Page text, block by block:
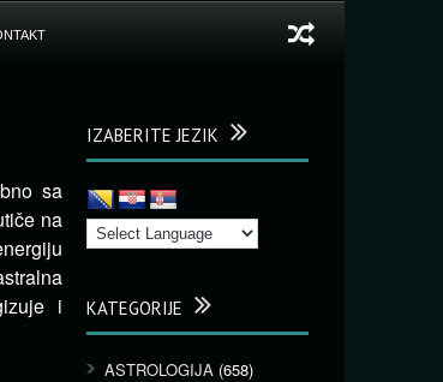
sa
na
i
IZABERITE JEZIK
KATEGORIJE
ASTROLOGIJA (658)